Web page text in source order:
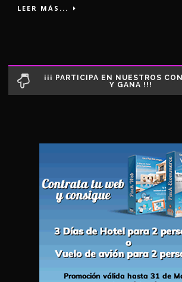
LEER MÁS...
¡¡¡ PARTICIPA EN NUESTROS
Y GANA !!!